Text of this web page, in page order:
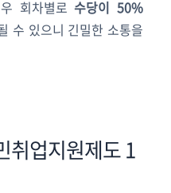
회차별로수당이 50%
수 있으니 긴밀한 소통을
취업지원제도 1